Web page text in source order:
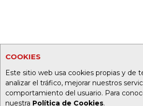
COOKIES
Este sitio web usa cookies propias y de
analizar el tráfico, mejorar nuestros
comportamiento del usuario. Para
nuestra Política de Cookies.